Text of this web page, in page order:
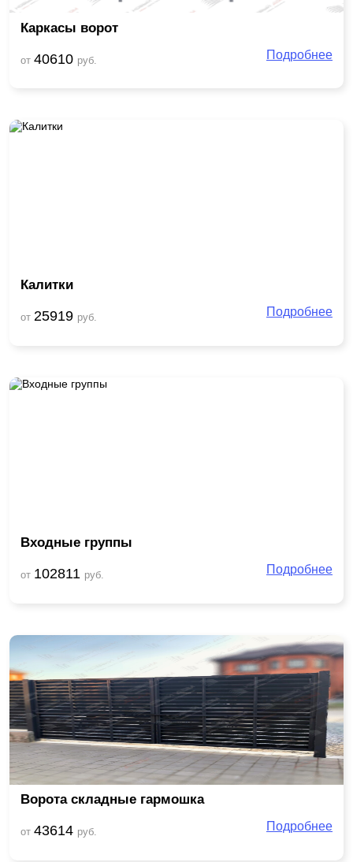
Каркасы ворот
от 40610 руб. Подробнее
Калитки
от 25919 руб. Подробнее
Входные группы
от 102811 руб. Подробнее
Ворота складные гармошка
от 43614 руб. Подробнее